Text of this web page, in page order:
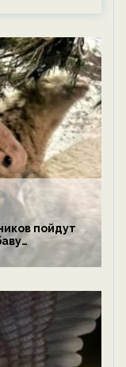
пойдут
— новости